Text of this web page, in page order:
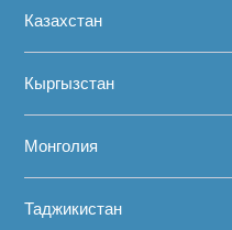
Казахстан
Кыргызстан
Монголия
Таджикистан